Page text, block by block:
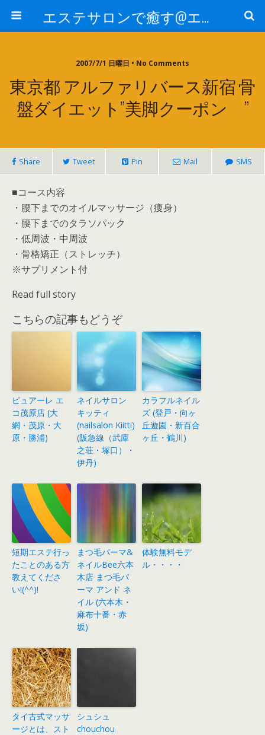
エステサロンで癒す@エステ～全国エステ情報
2007/7/1 日曜日 • No Comments
東京都 アルファリバース新宿 骨
盤ダイエット”美脚クーポン ”
Share Tweet Pin Mail SMS
■コース内容
・腰下までのオイルマッサージ（痩身）
・腰下までのタラソパック
・低周波・中周波
・骨格矯正（ストレッチ）
※サプリメント付
Read full story
こちらの記事もどうぞ
ピュアーレ エ
コ茂原店 (大
網・茂原・大
原・勝浦)
ネイルサロン
キッティ
(nailsalon Kiitti)
(阪急線（武庫
之荘・塚口）・
伊丹)
カラフルネイル
ズ (登戸・向ヶ
丘遊園・新百合
ヶ丘・鶴川)
短期エステ行っ
たことのある方
教えてくださ
い!(^^)!
まつ毛パーマ&
ネイルBee六本
木店 まつ毛パ
ーマ アンド ネ
イル (六本木・
麻布十番・赤
坂)
体験無料モデ
ル・・・・
タイ古式マッサ
ージとは、スト
シュシュ
chouchou